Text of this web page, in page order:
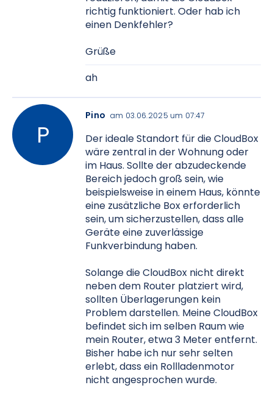
richtig funktioniert. Oder hab ich
einen Denkfehler?
Grüße
ah
Pino am 03.06.2025 um 07:47
Der ideale Standort für die CloudBox
wäre zentral in der Wohnung oder
im Haus. Sollte der abzudeckende
Bereich jedoch groß sein, wie
beispielsweise in einem Haus, könnte
eine zusätzliche Box erforderlich
sein, um sicherzustellen, dass alle
Geräte eine zuverlässige
Funkverbindung haben.
Solange die CloudBox nicht direkt
neben dem Router platziert wird,
sollten Überlagerungen kein
Problem darstellen. Meine CloudBox
befindet sich im selben Raum wie
mein Router, etwa 3 Meter entfernt.
Bisher habe ich nur sehr selten
erlebt, dass ein Rollladenmotor
nicht angesprochen wurde.